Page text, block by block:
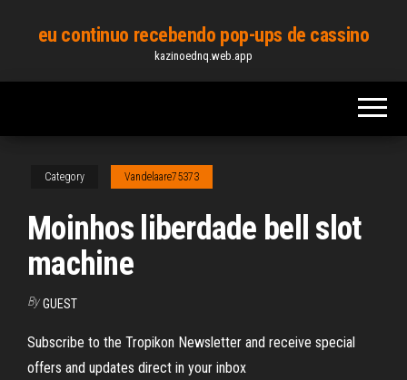
content
eu continuo recebendo pop-ups de cassino
kazinoednq.web.app
Category Vandelaare75373
Moinhos liberdade bell slot
machine
By GUEST
Subscribe to the Tropikon Newsletter and receive special
offers and updates direct in your inbox